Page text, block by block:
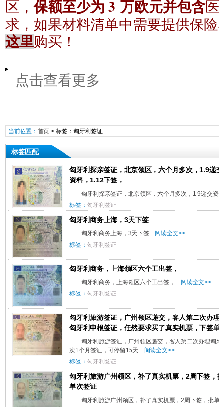
区，保额至少为 3 万欧元并包含
求，如果材料清单中需要提供保
这里购买！
点击查看更多
当前位置： 首页> 标签：匈牙利签证
标签匹配
匈牙利探亲签证，北京领区，六个月多次，1.9递
资料，1.12下签，
匈牙利探亲签证，北京领区，六个月多次，1.9递交
标签： 匈牙利签证
匈牙利商务上海，3天下签
匈牙利商务上海，3天下签... 阅读全文>>
标签： 匈牙利签证
匈牙利商务，上海领区六个工出签，
匈牙利商务，上海领区六个工出签，... 阅读全文>>
标签： 匈牙利签证
匈牙利旅游签证，广州领区递交，客人第二次办
匈牙利申根签证，任然要求买了真实机票，下签
匈牙利旅游签证，广州领区递交，客人第二次办理
次1个月签证，可停留15天... 阅读全文>>
标签： 匈牙利签证
匈牙利旅游广州领区，补了真实机票，2周下签，
单次签证
匈牙利旅游广州领区，补了真实机票，2周下签，批